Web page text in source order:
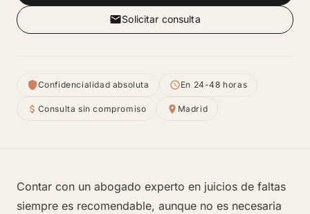
Solicitar consulta
Confidencialidad absoluta En 24-48 horas
Consulta sin compromiso Madrid
Contar con un abogado experto en juicios de faltas
siempre es recomendable, aunque no es necesaria